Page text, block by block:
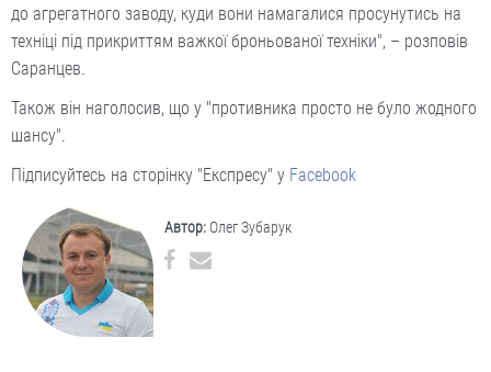
до агрегатного заводу, куди вони намагалися просунутись на
техніці під прикриттям важкої броньованої техніки", – розповів
Саранцев.
Також він наголосив, що у "противника просто не було жодного
шансу".
Підписуйтесь на сторінку "Експресу" у Facebook
Автор: Олег Зубарук